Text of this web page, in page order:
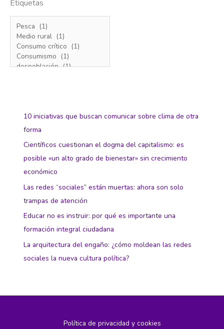
Etiquetas
10 iniciativas que buscan comunicar sobre clima de otra
forma
Científicos cuestionan el dogma del capitalismo: es
posible «un alto grado de bienestar» sin crecimiento
económico
Las redes “sociales” están muertas: ahora son solo
trampas de atención
Educar no es instruir: por qué es importante una
formación integral ciudadana
La arquitectura del engaño: ¿cómo moldean las redes
sociales la nueva cultura política?
Política de privacidad y cookies